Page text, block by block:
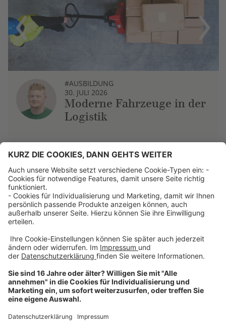
Previous
#AUSBILDUNG
30. JULI 2026
Moderne Fahrzeuge in der
Logistik
Next
Über uns
Dehner Unternehmen
Jobs bei Dehner